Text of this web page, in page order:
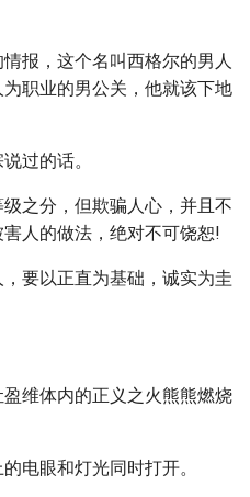
报，这个名叫西格尔的男人
职业的男公关，他就该下地
过的话。
之分，但欺骗人心，并且不
人的做法，绝对不可饶恕!
要以正直为基础，诚实为圭
维体内的正义之火熊熊燃烧
电眼和灯光同时打开。